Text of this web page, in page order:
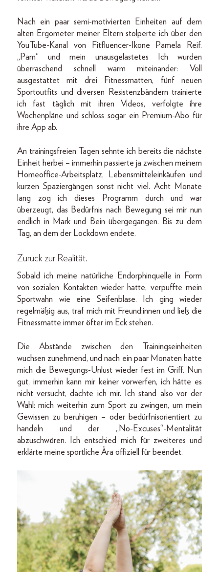
Nach ein paar semi-motivierten Einheiten auf dem
alten Ergometer meiner Eltern stolperte ich über den
YouTube-Kanal von Fitfluencer-Ikone Pamela Reif.
„Pam“ und mein unausgelastetes Ich wurden
überraschend schnell warm miteinander: Voll
ausgestattet mit drei Fitnessmatten, fünf neuen
Sportoutfits und diversen Resistenzbändern trainierte
ich fast täglich mit ihren Videos, verfolgte ihre
Wochenpläne und schloss sogar ein Premium-Abo für
ihre App ab.
An trainingsfreien Tagen sehnte ich bereits die nächste
Einheit herbei – immerhin passierte ja zwischen meinem
Homeoffice-Arbeitsplatz, Lebensmitteleinkäufen und
kurzen Spaziergängen sonst nicht viel. Acht Monate
lang zog ich dieses Programm durch und war
überzeugt, das Bedürfnis nach Bewegung sei mir nun
endlich in Mark und Bein übergegangen. Bis zu dem
Tag, an dem der Lockdown endete.
Zurück zur Realität.
Sobald ich meine natürliche Endorphinquelle in Form
von sozialen Kontakten wieder hatte, verpuffte mein
Sportwahn wie eine Seifenblase. Ich ging wieder
regelmäßig aus, traf mich mit Freund:innen und ließ die
Fitnessmatte immer öfter im Eck stehen.
Die Abstände zwischen den Trainingseinheiten
wuchsen zunehmend, und nach ein paar Monaten hatte
mich die Bewegungs-Unlust wieder fest im Griff. Nun
gut, immerhin kann mir keiner vorwerfen, ich hätte es
nicht versucht, dachte ich mir. Ich stand also vor der
Wahl: mich weiterhin zum Sport zu zwingen, um mein
Gewissen zu beruhigen – oder bedürfnisorientiert zu
handeln und der „No-Excuses“-Mentalität
abzuschwören. Ich entschied mich für zweiteres und
erklärte meine sportliche Ära offiziell für beendet.